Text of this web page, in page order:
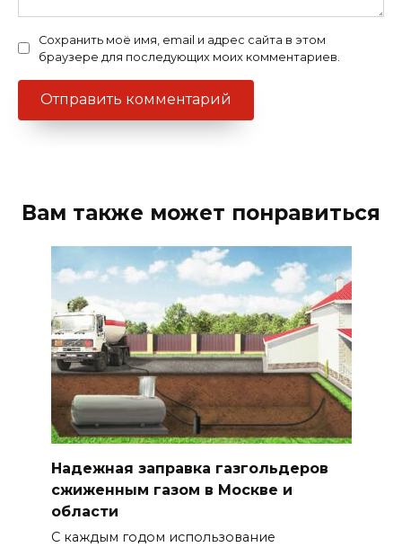
Сохранить моё имя, email и адрес сайта в этом
браузере для последующих моих комментариев.
Вам также может понравиться
Надежная заправка газгольдеров
сжиженным газом в Москве и
области
С каждым годом использование